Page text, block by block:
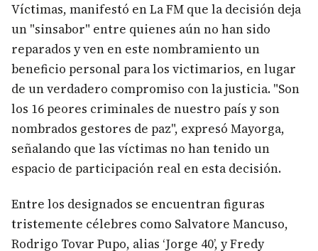
Víctimas, manifestó en La FM que la decisión deja
un "sinsabor" entre quienes aún no han sido
reparados y ven en este nombramiento un
beneficio personal para los victimarios, en lugar
de un verdadero compromiso con la justicia. "Son
los 16 peores criminales de nuestro país y son
nombrados gestores de paz", expresó Mayorga,
señalando que las víctimas no han tenido un
espacio de participación real en esta decisión.
Entre los designados se encuentran figuras
tristemente célebres como Salvatore Mancuso,
Rodrigo Tovar Pupo, alias ‘Jorge 40’, y Fredy